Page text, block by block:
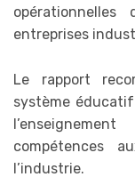
entreprises
Le rapport
système
compétences
l’industrie.